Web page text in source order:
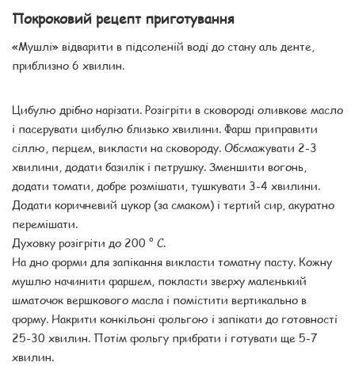
Покроковий рецепт приготування
«Мушлі» відварити в підсоленій воді до стану аль денте,
приблизно 6 хвилин.
Цибулю дрібно нарізати. Розігріти в сковороді оливкове масло
і пасерувати цибулю близько хвилини. Фарш приправити
сіллю, перцем, викласти на сковороду. Обсмажувати 2-3
хвилини, додати базилік і петрушку. Зменшити вогонь,
додати томати, добре розмішати, тушкувати 3-4 хвилини.
Додати коричневий цукор (за смаком) і тертий сир, акуратно
перемішати.
Духовку розігріти до 200 ° С.
На дно форми для запікання викласти томатну пасту. Кожну
мушлю начинити фаршем, покласти зверху маленький
шматочок вершкового масла і помістити вертикально в
форму. Накрити конкільоні фольгою і запікати до готовності
25-30 хвилин. Потім фольгу прибрати і готувати ще 5-7
хвилин.